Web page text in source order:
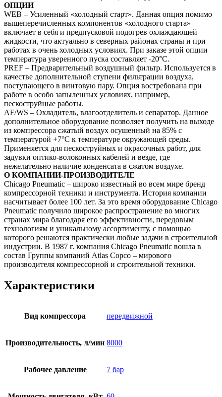
ОПЦИИ
WEB – Усиленный «холодный старт». Данная опция помимо
вышеперечисленных компонентов «холодного старта»
включает в себя и предпусковой подогрев охлаждающей
жидкости, что актуально в северных районах страны и при
работах в очень холодных условиях. При заказе этой опции
температура уверенного пуска составляет -20°С.
PREF – Предварительный воздушный фильтр. Используется в
качестве дополнительной ступени фильтрации воздуха,
поступающего в винтовую пару. Опция востребована при
работе в особо запыленных условиях, например,
пескоструйные работы.
AF/WS – Охладитель, влагоотделитель и сепаратор. Данное
дополнительное оборудование позволяет получить на выходе
из компрессора сжатый воздух осушенный на 85% с
температурой +7°C к температуре окружающей среды.
Применяется для пескоструйных и окрасочных работ, для
задувки оптико-волоконных кабелей и везде, где
нежелательно наличие конденсата в сжатом воздухе.
О КОМПАНИИ-ПРОИЗВОДИТЕЛЕ
Chicago Pneumatic – широко известный во всем мире бренд
компрессорной техники и инструмента. История компании
насчитывает более 100 лет. За это время оборудование Chicago
Pneumatic получило широкое распространение во многих
странах мира благодаря его эффективности, передовым
технологиям и уникальному ассортименту, с помощью
которого решаются практически любые задачи в строительной
индустрии. В 1987 г. компания Chicago Pneumatic вошла в
состав Группы компаний Atlas Copco – мирового
производителя компрессорной и строительной техники.
Характеристики
Вид компрессора передвижной
Производительность, л/мин 8000
Рабочее давление 7 бар